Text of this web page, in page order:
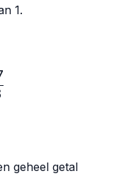
1.
geheel getal